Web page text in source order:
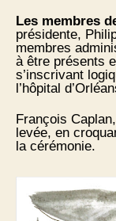
Les membres
présidente,
membres
à être présents
s’inscrivant
l’hôpital
François
levée, en
la cérémonie.